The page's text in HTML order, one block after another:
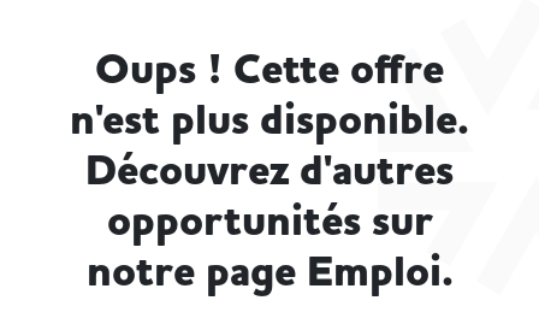
Oups ! Cette offre
n'est plus disponible.
Découvrez d'autres
opportunités sur
notre page Emploi.